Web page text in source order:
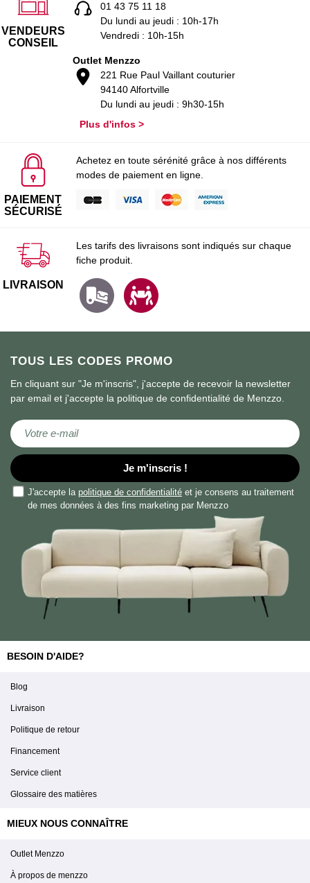
TOUS LES CODES PROMO
En cliquant sur "Je m'inscris", j'accepte de recevoir la newsletter
par email et j'accepte la politique de confidentialité de Menzzo.
Inscription à notre lettre d’information :
Je m'inscris !
J'accepte la politique de confidentialité et je consens au traitement
de mes données à des fins marketing par Menzzo
VENDEURS
CONSEIL
01 43 75 11 18
Du lundi au jeudi : 10h-17h
Vendredi : 10h-15h
Outlet Menzzo
221 Rue Paul Vaillant couturier
94140 Alfortville
Du lundi au jeudi : 9h30-15h
Plus d'infos >
PAIEMENT
SÉCURISÉ
Achetez en toute sérénité grâce à nos différents
modes de paiement en ligne.
LIVRAISON
Les tarifs des livraisons sont indiqués sur chaque
fiche produit.
BESOIN D'AIDE?
Blog
Livraison
Politique de retour
Financement
Service client
Glossaire des matières
MIEUX NOUS CONNAÎTRE
Outlet Menzzo
À propos de menzzo